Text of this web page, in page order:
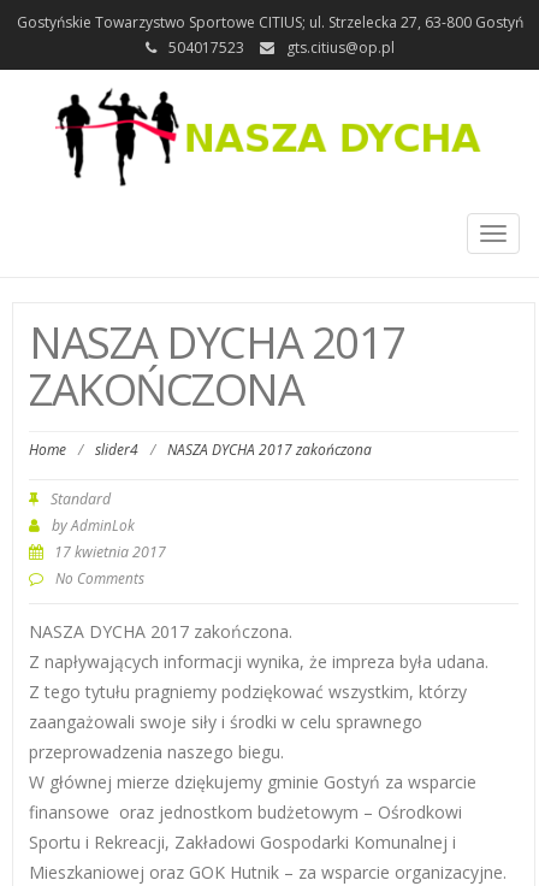
Gostyńskie Towarzystwo Sportowe CITIUS; ul. Strzelecka 27, 63-800 Gostyń
504017523
gts.citius@op.pl
Toggle
NASZA DYCHA 2017
ZAKOŃCZONA
Home / slider4 / NASZA DYCHA 2017 zakończona
Standard
byAdminLok
17 kwietnia 2017
No Comments
NASZA DYCHA 2017 zakończona.
Z napływających informacji wynika, że impreza była udana.
Z tego tytułu pragniemy podziękować wszystkim, którzy
zaangażowali swoje siły i środki w celu sprawnego
przeprowadzenia naszego biegu.
W głównej mierze dziękujemy gminie Gostyń za wsparcie
finansowe oraz jednostkom budżetowym – Ośrodkowi
Sportu i Rekreacji, Zakładowi Gospodarki Komunalnej i
Mieszkaniowej oraz GOK Hutnik – za wsparcie organizacyjne.